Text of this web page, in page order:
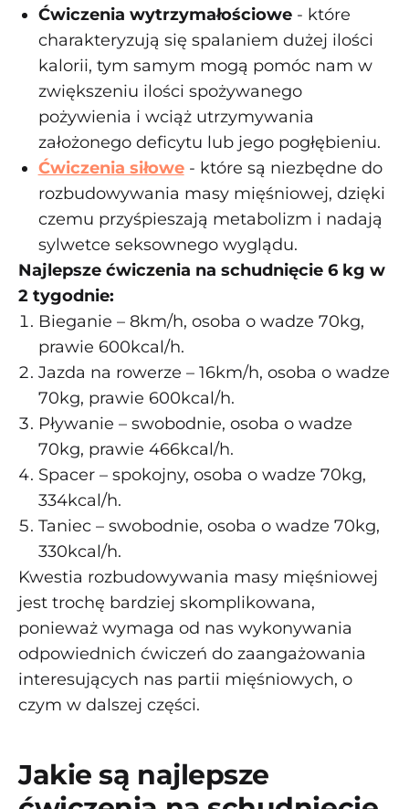
Ćwiczenia wytrzymałościowe- które
charakteryzują się spalaniem dużej ilości
kalorii, tym samym mogą pomóc nam w
zwiększeniu ilości spożywanego
pożywienia i wciąż utrzymywania
założonego deficytu lub jego pogłębieniu.
Ćwiczenia siłowe- które są niezbędne do
rozbudowywania masy mięśniowej, dzięki
czemu przyśpieszają metabolizm i nadają
sylwetce seksownego wyglądu.
Najlepsze ćwiczenia na schudnięcie 6 kg w
2 tygodnie:
Bieganie – 8km/h, osoba o wadze 70kg,
prawie 600kcal/h.
Jazda na rowerze – 16km/h, osoba o wadze
70kg, prawie 600kcal/h.
Pływanie – swobodnie, osoba o wadze
70kg, prawie 466kcal/h.
Spacer – spokojny, osoba o wadze 70kg,
334kcal/h.
Taniec – swobodnie, osoba o wadze 70kg,
330kcal/h.
Kwestia rozbudowywania masy mięśniowej
jest trochę bardziej skomplikowana,
ponieważ wymaga od nas wykonywania
odpowiednich ćwiczeń do zaangażowania
interesujących nas partii mięśniowych, o
czym w dalszej części.
Jakie są najlepsze